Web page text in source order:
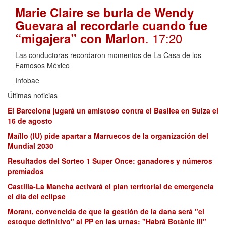
Marie Claire se burla de Wendy
Guevara al recordarle cuando fue
“migajera” con Marlon. 17:20
Las conductoras recordaron momentos de La Casa de los
Famosos México
Infobae
Últimas noticias
El Barcelona jugará un amistoso contra el Basilea en Suiza el
16 de agosto
Maíllo (IU) pide apartar a Marruecos de la organización del
Mundial 2030
Resultados del Sorteo 1 Super Once: ganadores y números
premiados
Castilla-La Mancha activará el plan territorial de emergencia
el día del eclipse
Morant, convencida de que la gestión de la dana será "el
estoque definitivo" al PP en las urnas: "Habrá Botànic III"